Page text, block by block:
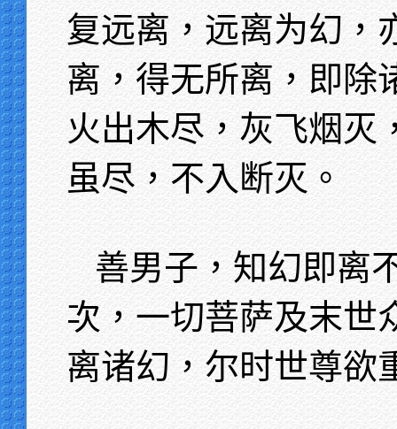
复远离，远离为幻，
离，得无所离，即除
火出木尽，灰飞烟灭
虽尽，不入断灭。
善男子，知幻即离
次，一切菩萨及末世
离诸幻，尔时世尊欲